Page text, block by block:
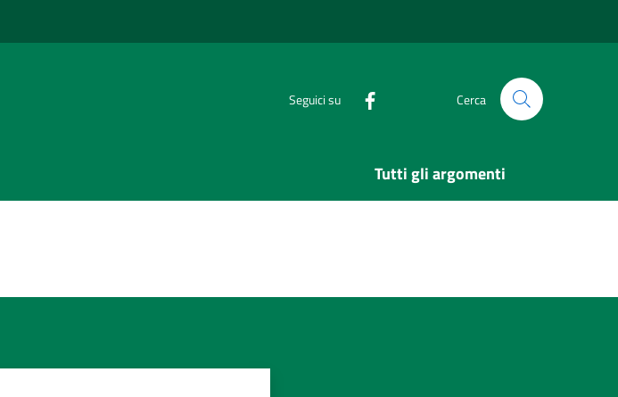
Seguici su Cerca
Tutti gli argomenti